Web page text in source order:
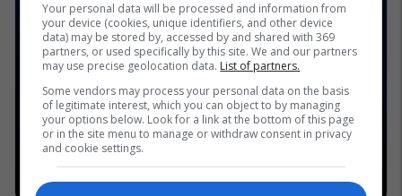
Your personal data will be processed and information from
your device (cookies, unique identifiers, and other device
data) may be stored by, accessed by and shared with 369
partners, or used specifically by this site. We and our partners
may use precise geolocation data. List of partners.
Some vendors may process your personal data on the basis
of legitimate interest, which you can object to by managing
your options below. Look for a link at the bottom of this page
or in the site menu to manage or withdraw consent in privacy
and cookie settings.